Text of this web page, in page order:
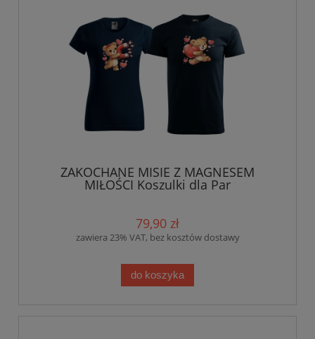
ZAKOCHANE MISIE Z MAGNESEM
MIŁOŚCI Koszulki dla Par
79,90 zł
zawiera 23% VAT, bez kosztów dostawy
do koszyka